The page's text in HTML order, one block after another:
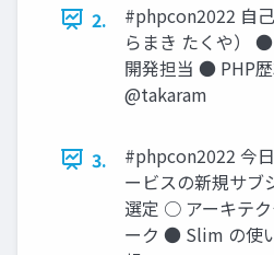
2.
#phpcon2022 自
らまき たくや）
開発担当 ● PHP
@takaram
3.
#phpcon2022 今
ービスの新規サブ
選定 ○ アーキテ
ーク ● Slim の使